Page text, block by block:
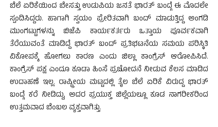
ಬೆಲೆ ಏರಿಕೆಯಿಂದ ಬೇಸತ್ತು ಉಡುಪಿಯ ಜನತೆ ಭಾರತ್ ಬಂದ್ಗೆ ಈ ಮೊದಲೇ
ಸ್ಪಂದಿಸಿದ್ದರು. ಹಾಗಾಗಿ ಸ್ವಯಂ ಪ್ರೇರಿತವಾಗಿ ಬಂದ್ ಮಾಡುತ್ತಿದ್ದ ಅಂಗಡಿ
ಮುಂಗಟ್ಟುಗಳನ್ನು ಬಿಜೆಪಿ ಕಾರ್ಯಕರ್ತರು ಒತ್ತಾಯ ಪೂರ್ವಕವಾಗಿ
ತೆರೆಯುವಂತೆ ಮಾಡಿದ್ದೆ ಭಾರತ್ ಬಂದ್ ಪ್ರತಿಭಟನೆಯ ಸಮಯ ಪರಿಸ್ಥಿತಿ
ವಿಕೋಪಕ್ಕೆ ಹೋಗಲು ಕಾರಣ ಎಂದು ಜಿಲ್ಲಾ ಕಾಂಗ್ರೆಸ್ ಆರೋಪಿಸಿದೆ.
ಕಾಂಗ್ರೆಸ್ ಪಕ್ಷ ಎಂದೂ ಕೂಡಾ ಹಿಂಸೆ ಪ್ರಚೋದನೆ ನೀಡುವ ಕೆಲಸ ಮಾಡಿದ
ಉದಾಹಣೆ ಇಲ್ಲ. ರಾಷ್ಟ್ರೀಯ ಮಟ್ಟದಲ್ಲಿ ತೈಲ ಬೆಲೆ ಏರಿಕೆ ವಿರುದ್ದ ಭಾರತ್
ಬಂದ್ಗೆ ಕರೆ ನೀಡಿದ್ದು, ಅದರ ಪ್ರಯುಕ್ತ ಜಿಲ್ಲೆಯಲ್ಲೂ ಕೂಡ ನಾಗರೀಕರಿಂದ
ಉತ್ತಮವಾದ ಬೆಂಬಲ ವ್ಯಕ್ತವಾಗಿತ್ತು.